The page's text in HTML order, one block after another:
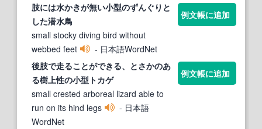
肢には水かきが無い小型のずんぐりと
した潜水鳥
small stocky diving bird without
webbed feet
- 日本語WordNet
例文帳に追加
後肢で走ることができる、とさかのあ
る樹上性の小型 トカゲ
small crested arboreal lizard able to
run on its hind legs
- 日本語
WordNet
例文帳に追加